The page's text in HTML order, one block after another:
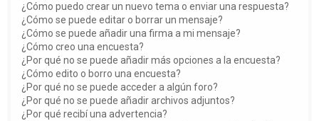
¿Cómo puedo crear un nuevo tema o enviar una respuesta?
¿Cómo se puede editar o borrar un mensaje?
¿Cómo se puede añadir una firma a mi mensaje?
¿Cómo creo una encuesta?
¿Por qué no se puede añadir más opciones a la encuesta?
¿Cómo edito o borro una encuesta?
¿Por qué no se puede acceder a algún foro?
¿Por qué no se puede añadir archivos adjuntos?
¿Por qué recibí una advertencia?